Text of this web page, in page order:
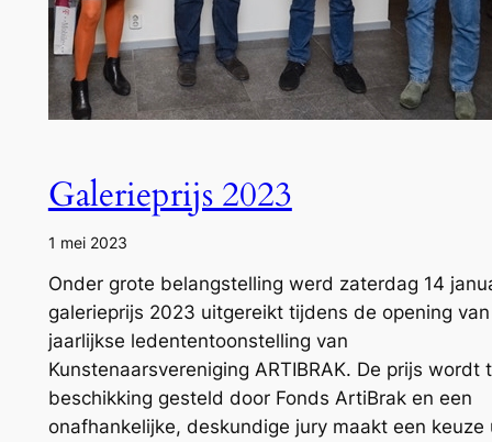
Galerieprijs 2023
1 mei 2023
Onder grote belangstelling werd zaterdag 14
galerieprijs 2023 uitgereikt tijdens de opening
jaarlijkse ledententoonstelling van
Kunstenaarsvereniging ARTIBRAK. De prijs wordt
beschikking gesteld door Fonds ArtiBrak en een
onafhankelijke, deskundige jury maakt een keuze